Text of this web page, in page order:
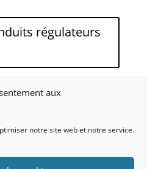
aux
notre site web et notre service.
régulateurs
autres